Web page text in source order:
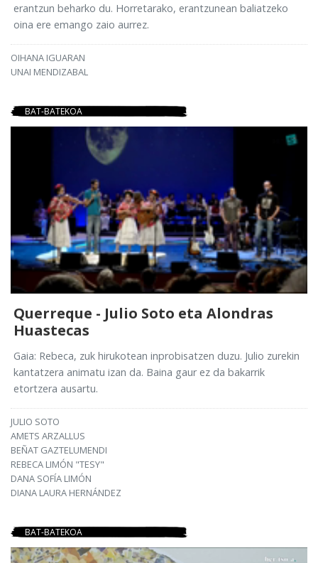
erantzun beharko du. Horretarako, erantzunean baliatzeko
oina ere emango zaio aurrez.
OIHANA IGUARAN
UNAI MENDIZABAL
BAT-BATEKOA
Querreque - Julio Soto eta Alondras
Huastecas
Gaia: Rebeca, zuk hirukotean inprobisatzen duzu. Julio zurekin
kantatzera animatu izan da. Baina gaur ez da bakarrik
etortzera ausartu.
JULIO SOTO
AMETS ARZALLUS
BEÑAT GAZTELUMENDI
REBECA LIMÓN "TESY"
DANA SOFÍA LIMÓN
DIANA LAURA HERNÁNDEZ
BAT-BATEKOA